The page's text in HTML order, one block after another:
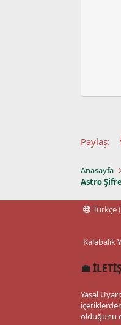
Paylaş:
Anasayfa
Astro
Türkçe
Kalabalık
💼
Yasal
olduğunu